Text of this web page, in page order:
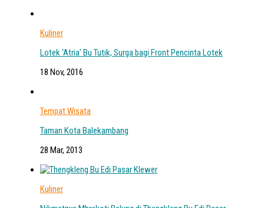
Kuliner
Lotek ‘Atria’ Bu Tutik, Surga bagi Front Pencinta Lotek
18 Nov, 2016
Tempat Wisata
Taman Kota Balekambang
28 Mar, 2013
Kuliner